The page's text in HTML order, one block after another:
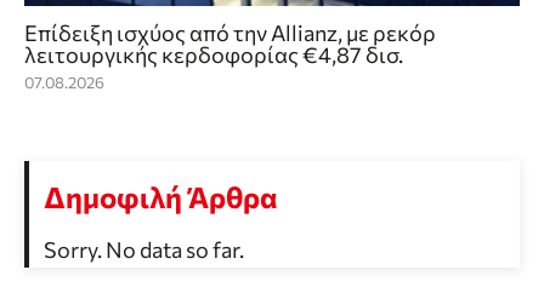
Επίδειξη ισχύος από την Allianz, με ρεκόρ
λειτουργικής κερδοφορίας €4,87 δισ.
07.08.2026
Δημοφιλή Άρθρα
Sorry. No data so far.